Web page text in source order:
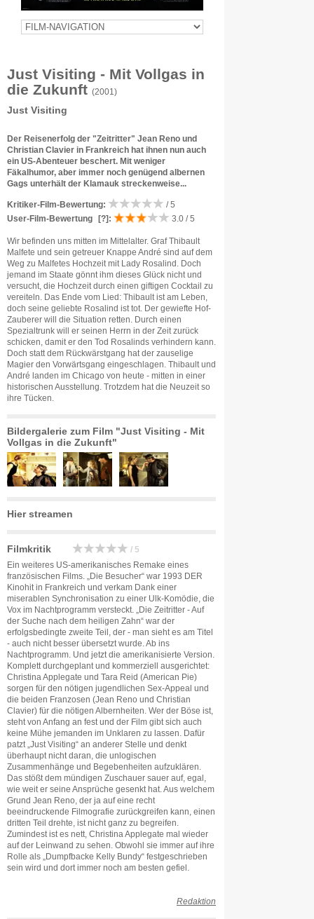
Just Visiting - Mit Vollgas in
die Zukunft (2001)
Just Visiting
Der Reisenerfolg der "Zeitritter" Jean Reno und
Christian Clavier in Frankreich hat ihnen nun auch
ein US-Abenteuer beschert. Mit weniger
Fäkalhumor, aber immer noch genügend albernen
Gags unterhält der Klamauk streckenweise...
Kritiker-Film-Bewertung:
/ 5
User-Film-Bewertung
[?] : 3.0 / 5
Wir befinden uns mitten im Mittelalter. Graf Thibault
Malfete und sein getreuer Knappe André sind auf dem
Weg zu Malfetes Hochzeit mit Lady Rosalind. Doch
jemand im Staate gönnt ihm dieses Glück nicht und
versucht, die Hochzeit durch einen giftigen Cocktail zu
vereiteln. Das Ende vom Lied: Thibault ist am Leben,
doch seine geliebte Rosalind ist tot. Der gewiefte Hof-
Zauberer will die Situation retten. Durch einen
Spezialtrunk will er seinen Herrn in der Zeit zurück
schicken, damit er den Tod Rosalinds verhindern kann.
Doch statt dem Rückwärstgang hat der zauselige
Magier den Vorwärtsgang eingeschlagen. Thibault und
André landen im Chicago von heute - mitten in einer
historischen Ausstellung. Trotzdem hat die Neuzeit so
ihre Tücken.
Bildergalerie zum Film "Just Visiting - Mit
Vollgas in die Zukunft"
Hier streamen
Filmkritik / 5
Ein weiteres US-amerikanisches Remake eines
französischen Films. „Die Besucher“ war 1993 DER
Kinohit in Frankreich und verkam Dank einer
miserablen Synchronisation zu einer Ulk-Komödie, die
Vox im Nachtprogramm versteckt. „Die Zeitritter - Auf
der Suche nach dem heiligen Zahn“ war der
erfolgsbedingte zweite Teil, der - man sieht es am Titel
- auch nicht besser übersetzt wurde. Ab ins
Nachtprogramm. Und jetzt die amerikanisierte Version.
Komplett durchgeplant und kommerziell ausgerichtet:
Christina Applegate und Tara Reid (American Pie)
sorgen für den nötigen jugendlichen Sex-Appeal und
die beiden Franzosen (Jean Reno und Christian
Clavier) für die nötigen Albernheiten. Wer der Böse ist,
steht von Anfang an fest und der Film gibt sich auch
keine Mühe jemanden im Unklaren zu lassen. Dafür
patzt „Just Visiting“ an anderer Stelle und denkt
überhaupt nicht daran, die unlogischen
Zusammenhänge und Begebenheiten aufzuklären.
Das stößt dem mündigen Zuschauer sauer auf, egal,
wie weit er seine Ansprüche gesenkt hat. Aus welchem
Grund Jean Reno, der ja auf eine recht
beeindruckende Filmografie zurückgreifen kann, einen
dritten Teil drehte, ist nicht ganz zu begreifen.
Zumindest ist es nett, Christina Applegate mal wieder
auf der Leinwand zu sehen. Obwohl sie immer auf ihre
Rolle als „Dumpfbacke Kelly Bundy“ festgeschrieben
sein wird und dort immer noch am besten gefiel.
Redaktion